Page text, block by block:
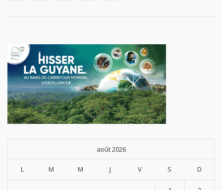
août 2026
L M M J V S D